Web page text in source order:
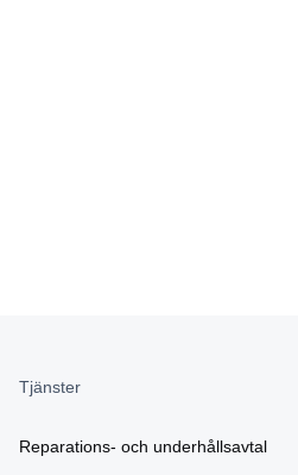
Tjänster
Reparations- och underhållsavtal